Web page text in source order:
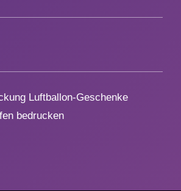
Luftballon-Geschenke
bedrucken